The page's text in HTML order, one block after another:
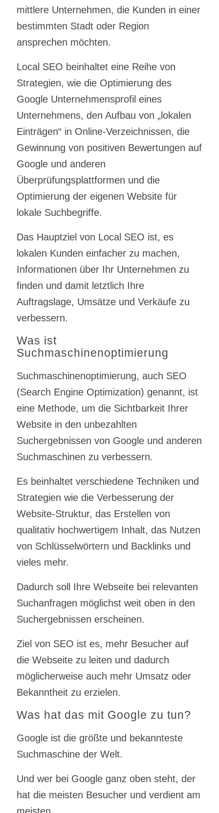
mittlere Unternehmen, die Kunden in einer
bestimmten Stadt oder Region
ansprechen möchten.
Local SEO beinhaltet eine Reihe von
Strategien, wie die Optimierung des
Google Unternehmensprofil eines
Unternehmens, den Aufbau von „lokalen
Einträgen“ in Online-Verzeichnissen, die
Gewinnung von positiven Bewertungen auf
Google und anderen
Überprüfungsplattformen und die
Optimierung der eigenen Website für
lokale Suchbegriffe.
Das Hauptziel von Local SEO ist, es
lokalen Kunden einfacher zu machen,
Informationen über Ihr Unternehmen zu
finden und damit letztlich Ihre
Auftragslage, Umsätze und Verkäufe zu
verbessern.
Was ist
Suchmaschinenoptimierung
Suchmaschinenoptimierung, auch SEO
(Search Engine Optimization) genannt, ist
eine Methode, um die Sichtbarkeit Ihrer
Website in den unbezahlten
Suchergebnissen von Google und anderen
Suchmaschinen zu verbessern.
Es beinhaltet verschiedene Techniken und
Strategien wie die Verbesserung der
Website-Struktur, das Erstellen von
qualitativ hochwertigem Inhalt, das Nutzen
von Schlüsselwörtern und Backlinks und
vieles mehr.
Dadurch soll Ihre Webseite bei relevanten
Suchanfragen möglichst weit oben in den
Suchergebnissen erscheinen.
Ziel von SEO ist es, mehr Besucher auf
die Webseite zu leiten und dadurch
möglicherweise auch mehr Umsatz oder
Bekanntheit zu erzielen.
Was hat das mit Google zu tun?
Google ist die größte und bekannteste
Suchmaschine der Welt.
Und wer bei Google ganz oben steht, der
hat die meisten Besucher und verdient am